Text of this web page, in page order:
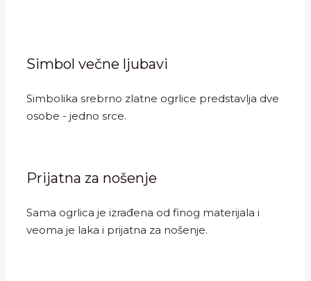
Simbol večne ljubavi
Simbolika srebrno zlatne ogrlice predstavlja dve
osobe - jedno srce.
Prijatna za nošenje
Sama ogrlica je izrađena od finog materijala i
veoma je laka i prijatna za nošenje.